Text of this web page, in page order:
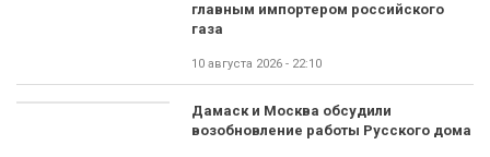
главным импортером российского
газа
10 августа 2026 - 22:10
Дамаск и Москва обсудили
возобновление работы Русского дома